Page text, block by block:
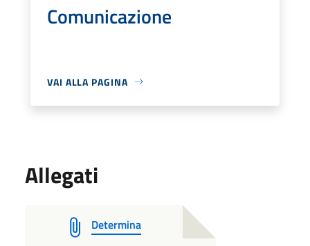
Comunicazione
VAI ALLA PAGINA
Allegati
Determina